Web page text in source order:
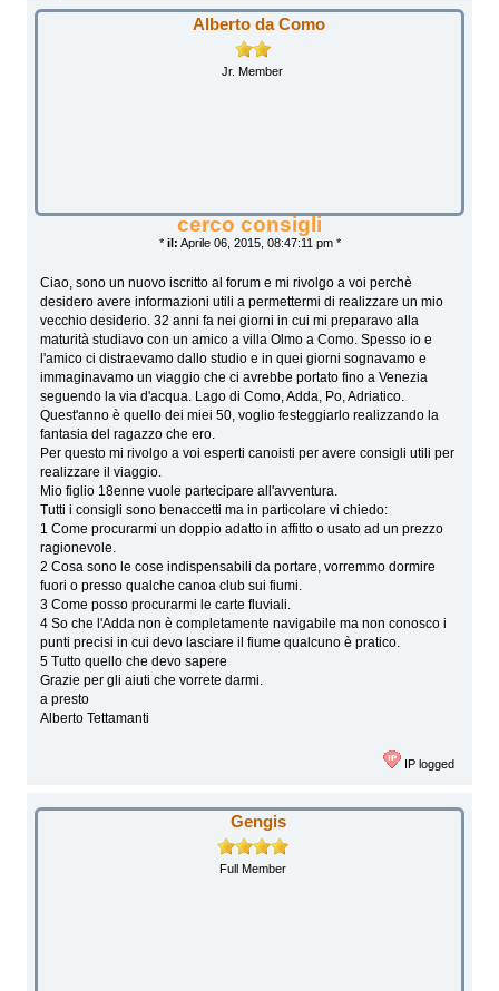
Alberto da Como
Jr. Member
cerco consigli
* il: Aprile 06, 2015, 08:47:11 pm *
Ciao, sono un nuovo iscritto al forum e mi rivolgo a voi perchè
desidero avere informazioni utili a permettermi di realizzare un mio
vecchio desiderio. 32 anni fa nei giorni in cui mi preparavo alla
maturità studiavo con un amico a villa Olmo a Como. Spesso io e
l'amico ci distraevamo dallo studio e in quei giorni sognavamo e
immaginavamo un viaggio che ci avrebbe portato fino a Venezia
seguendo la via d'acqua. Lago di Como, Adda, Po, Adriatico.
Quest'anno è quello dei miei 50, voglio festeggiarlo realizzando la
fantasia del ragazzo che ero.
Per questo mi rivolgo a voi esperti canoisti per avere consigli utili per
realizzare il viaggio.
Mio figlio 18enne vuole partecipare all'avventura.
Tutti i consigli sono benaccetti ma in particolare vi chiedo:
1 Come procurarmi un doppio adatto in affitto o usato ad un prezzo
ragionevole.
2 Cosa sono le cose indispensabili da portare, vorremmo dormire
fuori o presso qualche canoa club sui fiumi.
3 Come posso procurarmi le carte fluviali.
4 So che l'Adda non è completamente navigabile ma non conosco i
punti precisi in cui devo lasciare il fiume qualcuno è pratico.
5 Tutto quello che devo sapere
Grazie per gli aiuti che vorrete darmi.
a presto
Alberto Tettamanti
IP logged
Gengis
Full Member